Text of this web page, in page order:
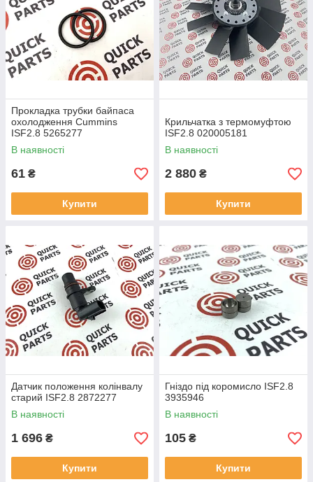
професійна консультація
вигідні ціни для СТО та гуртових клієнтів
Купити запчастини на Cummins ISF 2.8— означає
забезпечити безперебійну роботу вашого автомобіля та
зменшити витрати на ремонт у майбутньому.
Прокладка трубки байпаса
охолодження Cummins
ISF2.8 5265277
В наявності
61 ₴
Купити
Крильчатка з термомуфтою
ISF2.8 020005181
В наявності
2 880 ₴
Купити
Датчик положення колінвалу
старий ISF2.8 2872277
В наявності
1 696 ₴
Купити
Гніздо під коромисло ISF2.8
3935946
В наявності
105 ₴
Купити